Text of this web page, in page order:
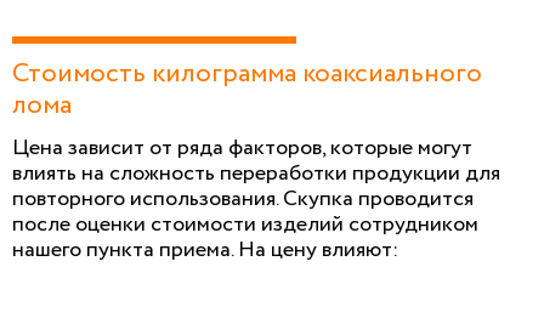
Стоимость килограмма коаксиального
лома
Цена зависит от ряда факторов, которые могут
влиять на сложность переработки продукции для
повторного использования. Скупка проводится
после оценки стоимости изделий сотрудником
нашего пункта приема. На цену влияют: